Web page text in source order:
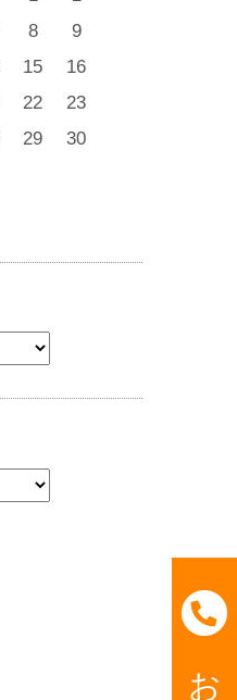
8
9
15
16
22
23
29
30